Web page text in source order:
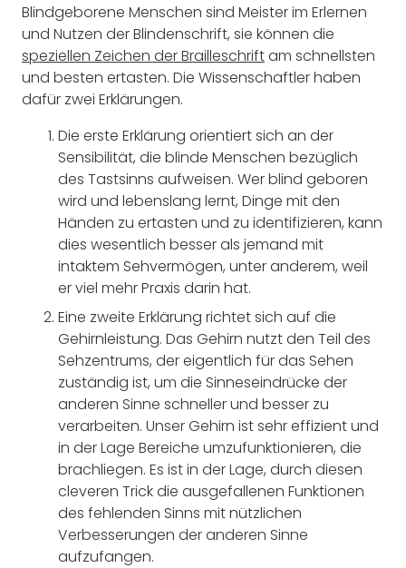
Blindgeborene Menschen sind Meister im Erlernen
und Nutzen der Blindenschrift, sie können die
speziellen Zeichen der Brailleschriftam schnellsten
und besten ertasten. Die Wissenschaftler haben
dafür zwei Erklärungen.
Die erste Erklärung orientiert sich an der
Sensibilität, die blinde Menschen bezüglich
des Tastsinns aufweisen. Wer blind geboren
wird und lebenslang lernt, Dinge mit den
Händen zu ertasten und zu identifizieren, kann
dies wesentlich besser als jemand mit
intaktem Sehvermögen, unter anderem, weil
er viel mehr Praxis darin hat.
Eine zweite Erklärung richtet sich auf die
Gehirnleistung. Das Gehirn nutzt den Teil des
Sehzentrums, der eigentlich für das Sehen
zuständig ist, um die Sinneseindrücke der
anderen Sinne schneller und besser zu
verarbeiten. Unser Gehirn ist sehr effizient und
in der Lage Bereiche umzufunktionieren, die
brachliegen. Es ist in der Lage, durch diesen
cleveren Trick die ausgefallenen Funktionen
des fehlenden Sinns mit nützlichen
Verbesserungen der anderen Sinne
aufzufangen.